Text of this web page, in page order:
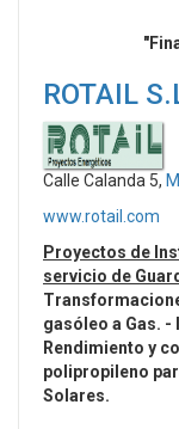
ROTAIL
Calle Calanda 5,
www.rotail.com
Proyectos de
servicio de
gasóleo a Gas. -
Rendimiento y
polipropileno
Solares.